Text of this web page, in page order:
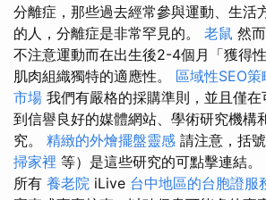
分離症，那些過去經常參與運動、生活
的人，分離症是非常罕見的。 老鼠 然
不注意運動而在出生後2-4個月「獲得
肌肉組織獨特的適應性。 區域性SEO
市場 我們有嚴格的採購準則，並且僅
到信譽良好的媒體網站、學術研究機構
究。 精緻的外燴擺盤靈感 請注意，括
掃家裡 等）是這些研究的可點擊連結。
所有 養老院 iLive 台中地區的台胞證服